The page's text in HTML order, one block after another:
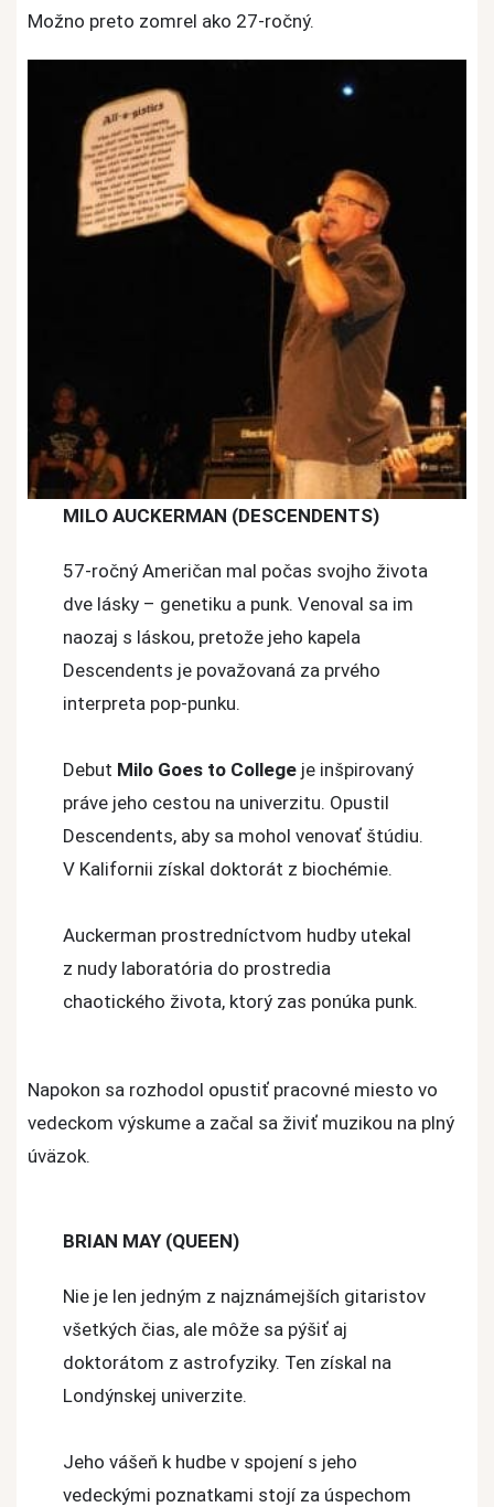
Možno preto zomrel ako 27-ročný.
MILO AUCKERMAN (DESCENDENTS)
57-ročný Američan mal počas svojho života
dve lásky – genetiku a punk. Venoval sa im
naozaj s láskou, pretože jeho kapela
Descendents je považovaná za prvého
interpreta pop-punku.
Debut Milo Goes to Collegeje inšpirovaný
práve jeho cestou na univerzitu. Opustil
Descendents, aby sa mohol venovať štúdiu.
V Kalifornii získal doktorát z biochémie.
Auckerman prostredníctvom hudby utekal
z nudy laboratória do prostredia
chaotického života, ktorý zas ponúka punk.
Napokon sa rozhodol opustiť pracovné miesto vo
vedeckom výskume a začal sa živiť muzikou na plný
úväzok.
BRIAN MAY (QUEEN)
Nie je len jedným z najznámejších gitaristov
všetkých čias, ale môže sa pýšiť aj
doktorátom z astrofyziky. Ten získal na
Londýnskej univerzite.
Jeho vášeň k hudbe v spojení s jeho
vedeckými poznatkami stojí za úspechom